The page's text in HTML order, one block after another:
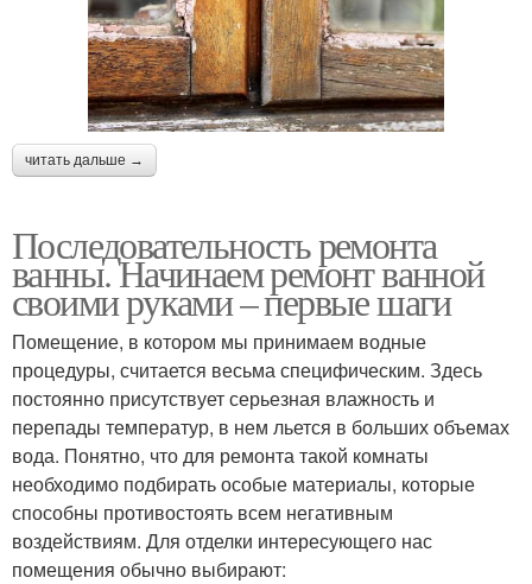
читать дальше →
Последовательность ремонта
ванны. Начинаем ремонт ванной
своими руками – первые шаги
Помещение, в котором мы принимаем водные
процедуры, считается весьма специфическим. Здесь
постоянно присутствует серьезная влажность и
перепады температур, в нем льется в больших объемах
вода. Понятно, что для ремонта такой комнаты
необходимо подбирать особые материалы, которые
способны противостоять всем негативным
воздействиям. Для отделки интересующего нас
помещения обычно выбирают: